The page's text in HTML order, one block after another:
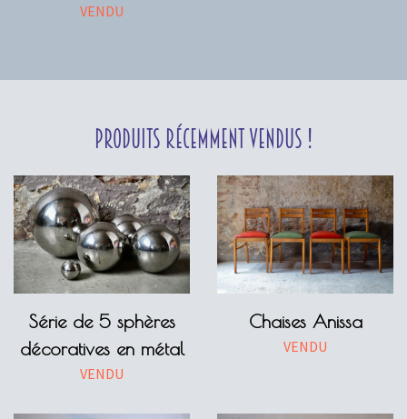
VENDU
Produits récemment vendus !
Série de 5 sphères
décoratives en métal
VENDU
Chaises Anissa
VENDU